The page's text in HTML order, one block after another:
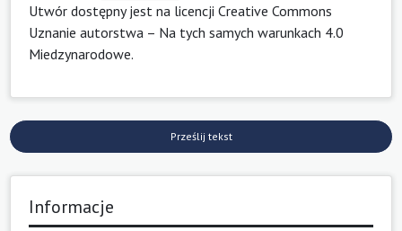
Utwór dostępny jest na licencji Creative Commons
Uznanie autorstwa – Na tych samych warunkach 4.0
Miedzynarodowe.
Prześlij tekst
Informacje